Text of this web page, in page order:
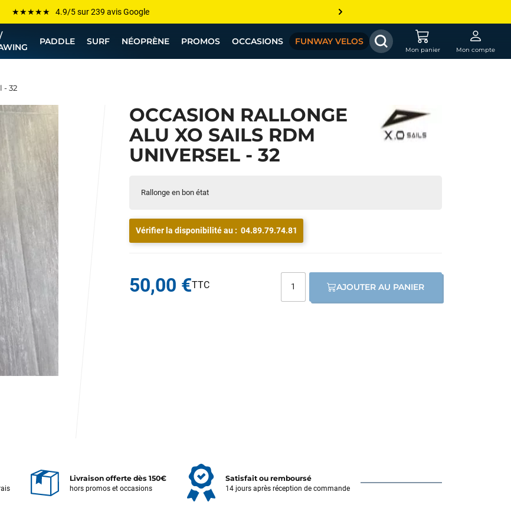
Les plus grandes marques sont chez Funway
💰 Meilleur prix garanti — Moins cher ailleurs ? On s’aligne !
PADDLE SURF NÉOPRÈNE PROMOS OCCASIONS FUNWAY VELOS
Mon panier Mon compte
- 32
OCCASION RALLONGE
ALU XO SAILS RDM
UNIVERSEL - 32
Rallonge en bon état
Vérifier la disponibilité au : 04.89.79.74.81
50,00 € AJOUTER AU PANIER
Livraison offerte dès 150€
hors promos et occasions
Satisfait ou remboursé
14 jours après réception de commande